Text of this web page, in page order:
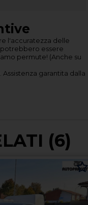
l'accuratezza delle
essere
permute! (Anche su
Assistenza garantita dalla
(6)